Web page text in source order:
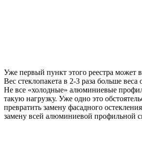
Уже первый пункт этого реестра может
Вес стеклопакета в 2-3 раза больше веса
Не все «холодные» алюминиевые
такую нагрузку. Уже одно это
превратить замену фасадного
замену всей алюминиевой профильной